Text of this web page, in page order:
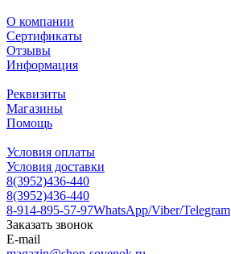
О компании
Сертификаты
Отзывы
Информация
Реквизиты
Магазины
Помощь
Условия оплаты
Условия доставки
8(3952)436-440
8(3952)436-440
8-914-895-57-97WhatsApp/Viber/Telegram
Заказать звонок
E-mail